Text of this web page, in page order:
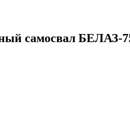
самосвал БЕЛАЗ-